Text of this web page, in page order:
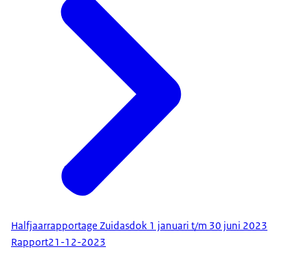
Halfjaarrapportage Zuidasdok 1 januari t/m 30 juni 2023
Rapport21-12-2023